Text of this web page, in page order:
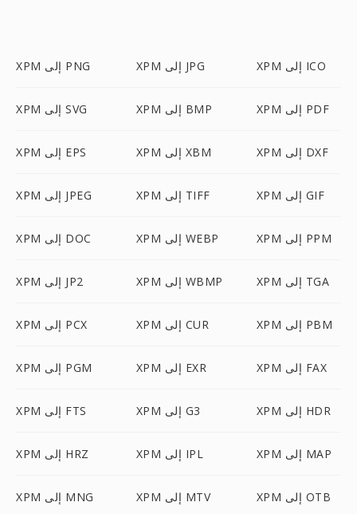
XPM إلى PNG XPM إلى JPG XPM إلى ICO
XPM إلى SVG XPM إلى BMP XPM إلى PDF
XPM إلى EPS XPM إلى XBM XPM إلى DXF
XPM إلى JPEG XPM إلى TIFF XPM إلى GIF
XPM إلى DOC XPM إلى WEBP XPM إلى PPM
XPM إلى JP2 XPM إلى WBMP XPM إلى TGA
XPM إلى PCX XPM إلى CUR XPM إلى PBM
XPM إلى PGM XPM إلى EXR XPM إلى FAX
XPM إلى FTS XPM إلى G3 XPM إلى HDR
XPM إلى HRZ XPM إلى IPL XPM إلى MAP
XPM إلى MNG XPM إلى MTV XPM إلى OTB